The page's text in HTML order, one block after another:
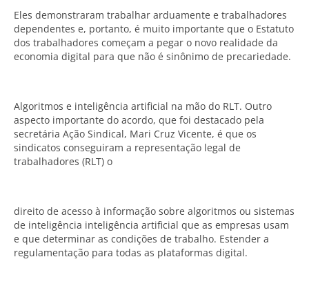
Eles demonstraram trabalhar arduamente e trabalhadores
dependentes e, portanto, é muito importante que o Estatuto
dos trabalhadores começam a pegar o novo realidade da
economia digital para que não é sinônimo de precariedade.
Algoritmos e inteligência artificial na mão do RLT. Outro
aspecto importante do acordo, que foi destacado pela
secretária Ação Sindical, Mari Cruz Vicente, é que os
sindicatos conseguiram a representação legal de
trabalhadores (RLT) o
direito de acesso à informação sobre algoritmos ou sistemas
de inteligência inteligência artificial que as empresas usam
e que determinar as condições de trabalho. Estender a
regulamentação para todas as plataformas digital.